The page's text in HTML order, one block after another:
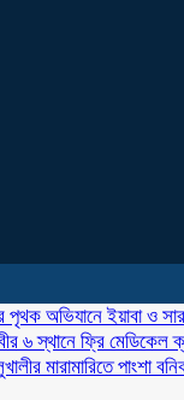
পৃথক অভিযানে ইয়াবা ও
৬ স্থানে ফ্রি মেডিকেল
মারামারিতে পাংশা